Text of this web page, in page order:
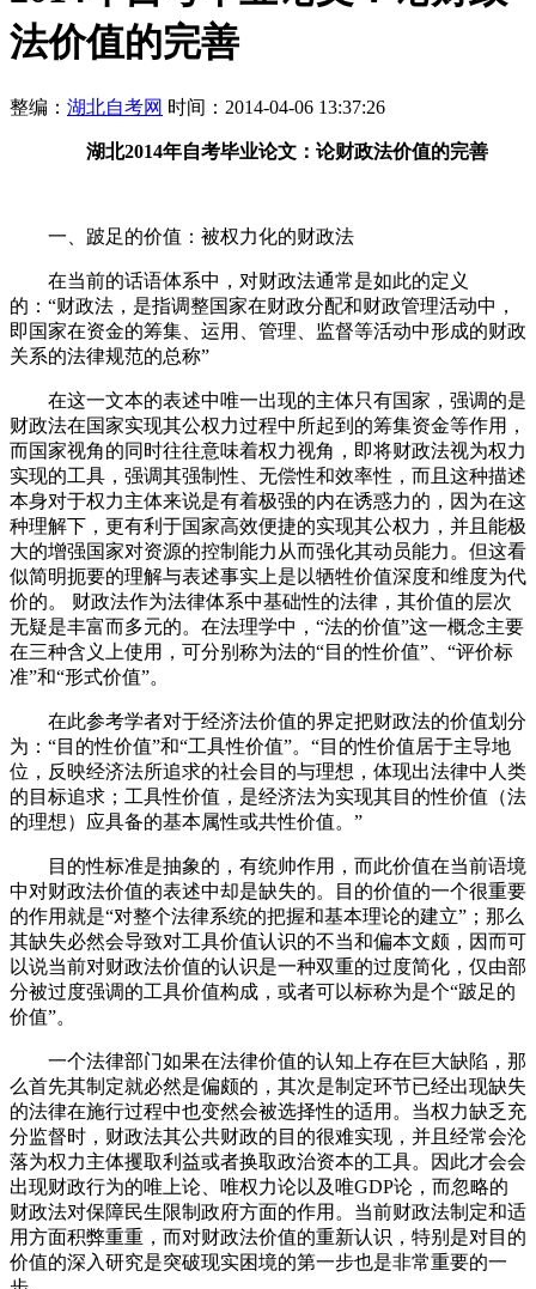
法价值的完善
整编： 湖北自考网 时间：2014-04-06 13:37:26
湖北2014年自考毕业论文：论财政法价值的完善
一、跛足的价值：被权力化的财政法
在当前的话语体系中，对财政法通常是如此的定义
的：“财政法，是指调整国家在财政分配和财政管理活动中，
即国家在资金的筹集、运用、管理、监督等活动中形成的财政
关系的法律规范的总称”
在这一文本的表述中唯一出现的主体只有国家，强调的是
财政法在国家实现其公权力过程中所起到的筹集资金等作用，
而国家视角的同时往往意味着权力视角，即将财政法视为权力
实现的工具，强调其强制性、无偿性和效率性，而且这种描述
本身对于权力主体来说是有着极强的内在诱惑力的，因为在这
种理解下，更有利于国家高效便捷的实现其公权力，并且能极
大的增强国家对资源的控制能力从而强化其动员能力。但这看
似简明扼要的理解与表述事实上是以牺牲价值深度和维度为代
价的。 财政法作为法律体系中基础性的法律，其价值的层次
无疑是丰富而多元的。在法理学中，“法的价值”这一概念主要
在三种含义上使用，可分别称为法的“目的性价值”、“评价标
准”和“形式价值”。
在此参考学者对于经济法价值的界定把财政法的价值划分
为：“目的性价值”和“工具性价值”。“目的性价值居于主导地
位，反映经济法所追求的社会目的与理想，体现出法律中人类
的目标追求；工具性价值，是经济法为实现其目的性价值（法
的理想）应具备的基本属性或共性价值。”
目的性标准是抽象的，有统帅作用，而此价值在当前语境
中对财政法价值的表述中却是缺失的。目的价值的一个很重要
的作用就是“对整个法律系统的把握和基本理论的建立”；那么
其缺失必然会导致对工具价值认识的不当和偏本文颇，因而可
以说当前对财政法价值的认识是一种双重的过度简化，仅由部
分被过度强调的工具价值构成，或者可以标称为是个“跛足的
价值”。
一个法律部门如果在法律价值的认知上存在巨大缺陷，那
么首先其制定就必然是偏颇的，其次是制定环节已经出现缺失
的法律在施行过程中也变然会被选择性的适用。当权力缺乏充
分监督时，财政法其公共财政的目的很难实现，并且经常会沦
落为权力主体攫取利益或者换取政治资本的工具。因此才会会
出现财政行为的唯上论、唯权力论以及唯GDP论，而忽略的
财政法对保障民生限制政府方面的作用。当前财政法制定和适
用方面积弊重重，而对财政法价值的重新认识，特别是对目的
价值的深入研究是突破现实困境的第一步也是非常重要的一